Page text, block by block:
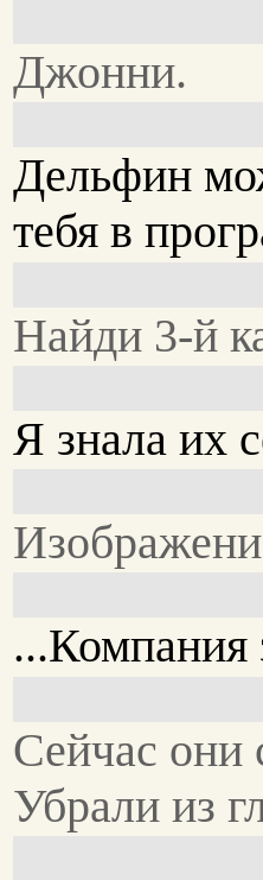
Джонни.
Дельфин
тебя в
Найди 3-й
Я знала их
...Компания
Сейчас они
Убрали из